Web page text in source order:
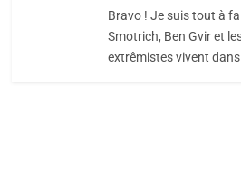
Hadida
JUDAISME
Maroc : Les
Bravo ! Je suis tout à
Smotrich, Ben Gvir et
extrêmistes vivent